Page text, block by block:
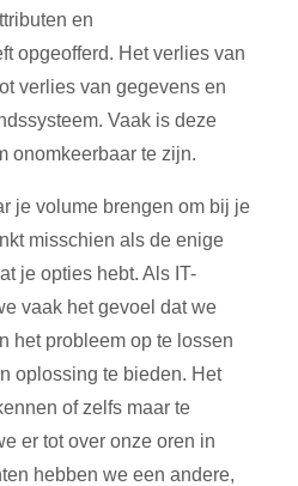
en
opgeofferd. Het verlies van
verlies van gegevens en
Vaak is deze
onomkeerbaar te zijn.
je volume brengen om bij je
misschien als de enige
je opties hebt. Als IT-
vaak het gevoel dat we
het probleem op te lossen
oplossing te bieden. Het
of zelfs maar te
er tot over onze oren in
hebben we een andere,